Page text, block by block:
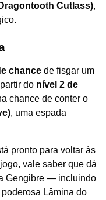
Cutlass),
chance de fisgar um
do nível 2 de
chance de conter o
, uma espada
pronto para voltar às
vale saber que dá
Gengibre — incluindo
Lâmina do